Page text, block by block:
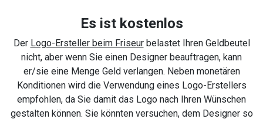
Es ist kostenlos
Der Logo-Ersteller beim Friseurbelastet Ihren Geldbeutel
nicht, aber wenn Sie einen Designer beauftragen, kann
er/sie eine Menge Geld verlangen. Neben monetären
Konditionen wird die Verwendung eines Logo-Erstellers
empfohlen, da Sie damit das Logo nach Ihren Wünschen
gestalten können. Sie könnten versuchen, dem Designer so